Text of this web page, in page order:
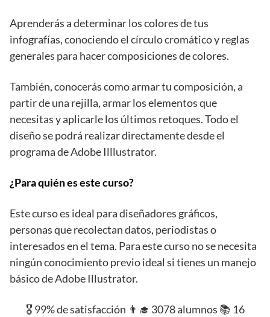
Aprenderás a determinar los colores de tus
infografías, conociendo el círculo cromático y reglas
generales para hacer composiciones de colores.
También, conocerás como armar tu composición, a
partir de una rejilla, armar los elementos que
necesitas y aplicarle los últimos retoques. Todo el
diseño se podrá realizar directamente desde el
programa de Adobe Illlustrator.
¿Para quién es este curso?
Este curso es ideal para diseñadores gráficos,
personas que recolectan datos, periodistas o
interesados en el tema. Para este curso no se necesita
ningún conocimiento previo ideal si tienes un manejo
básico de Adobe Illustrator.
🎖️ 99% de satisfacción 👨‍🎓 3078 alumnos 📚 16